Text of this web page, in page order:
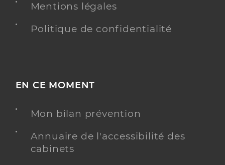
Mentions légales
Politique de confidentialité
EN CE MOMENT
Mon bilan prévention
Annuaire de l'accessibilité des
cabinets